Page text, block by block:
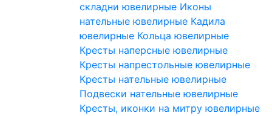
складни ювелирные Иконы
нательные ювелирные Кадила
ювелирные Кольца ювелирные
Кресты наперсные ювелирные
Кресты напрестольные ювелирные
Кресты нательные ювелирные
Подвески нательные ювелирные
Кресты, иконки на митру ювелирные